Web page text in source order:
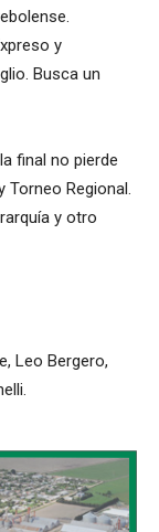
y
Busca un
final no pierde
Torneo Regional.
y otro
Leo Bergero,